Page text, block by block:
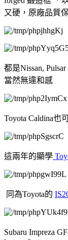
又硬，原廠品質
都是Nissan,
當然無違和感
Toyota Caldina也
這兩年的顯學
同為Toyota的
Subaru Impreza